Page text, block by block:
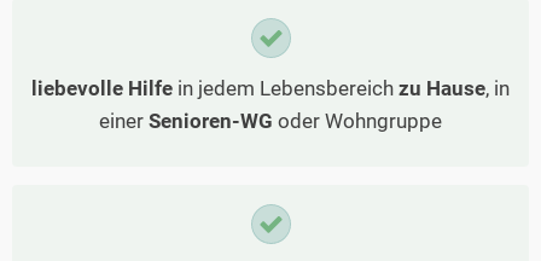
liebevolle Hilfe in jedem Lebensbereich zu Hause, in
einer Senioren-WG oder Wohngruppe